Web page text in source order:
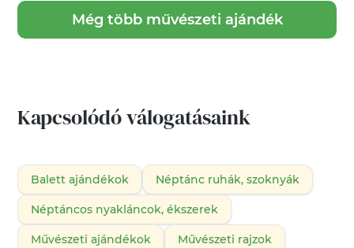
Még több művészeti ajándék
Kapcsolódó válogatásaink
Balett ajándékok Néptánc ruhák, szoknyák
Néptáncos nyakláncok, ékszerek
Művészeti ajándékok Művészeti rajzok